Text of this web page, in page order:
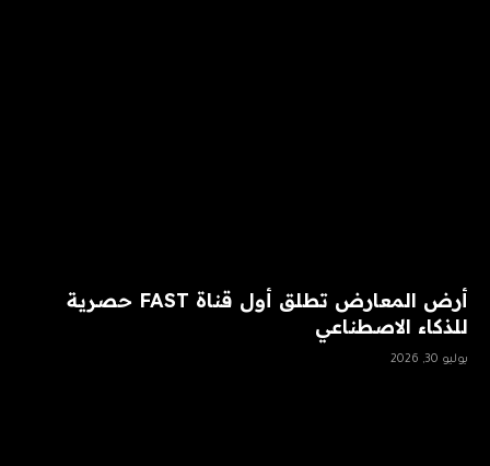
أرض المعارض تطلق أول قناة FAST حصرية
للذكاء الاصطناعي
يوليو 30, 2026